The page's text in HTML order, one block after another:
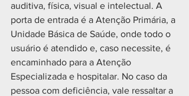
auditiva, física, visual e intelectual. A
porta de entrada é a Atenção Primária, a
Unidade Básica de Saúde, onde todo o
usuário é atendido e, caso necessite, é
encaminhado para a Atenção
Especializada e hospitalar. No caso da
pessoa com deficiência, vale ressaltar a